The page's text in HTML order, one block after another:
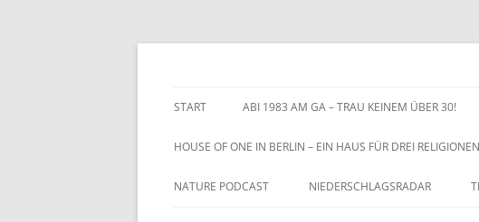
Zum
START ABI 1983 AM GA – TRAU KEINEM ÜBER 30!
HOUSE OF ONE IN BERLIN – EIN HAUS FÜR DREI RELIGIONEN
NATURE PODCAST NIEDERSCHLAGSRADAR